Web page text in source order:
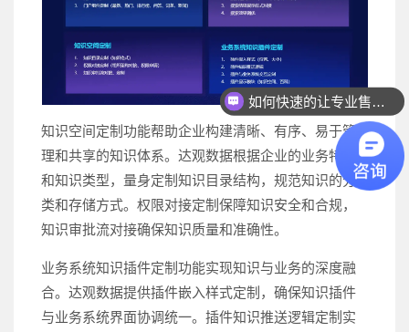
知识空间定制功能帮助企业构建清晰、有序、易于管
理和共享的知识体系。达观数据根据企业的业务特点
和知识类型，量身定制知识目录结构，规范知识的分
类和存储方式。权限对接定制保障知识安全和合规，
知识审批流对接确保知识质量和准确性。
业务系统知识插件定制功能实现知识与业务的深度融
合。达观数据提供插件嵌入样式定制，确保知识插件
与业务系统界面协调统一。插件知识推送逻辑定制实
如何快速的让专业售前联系我？
如何快速联系人工客服？